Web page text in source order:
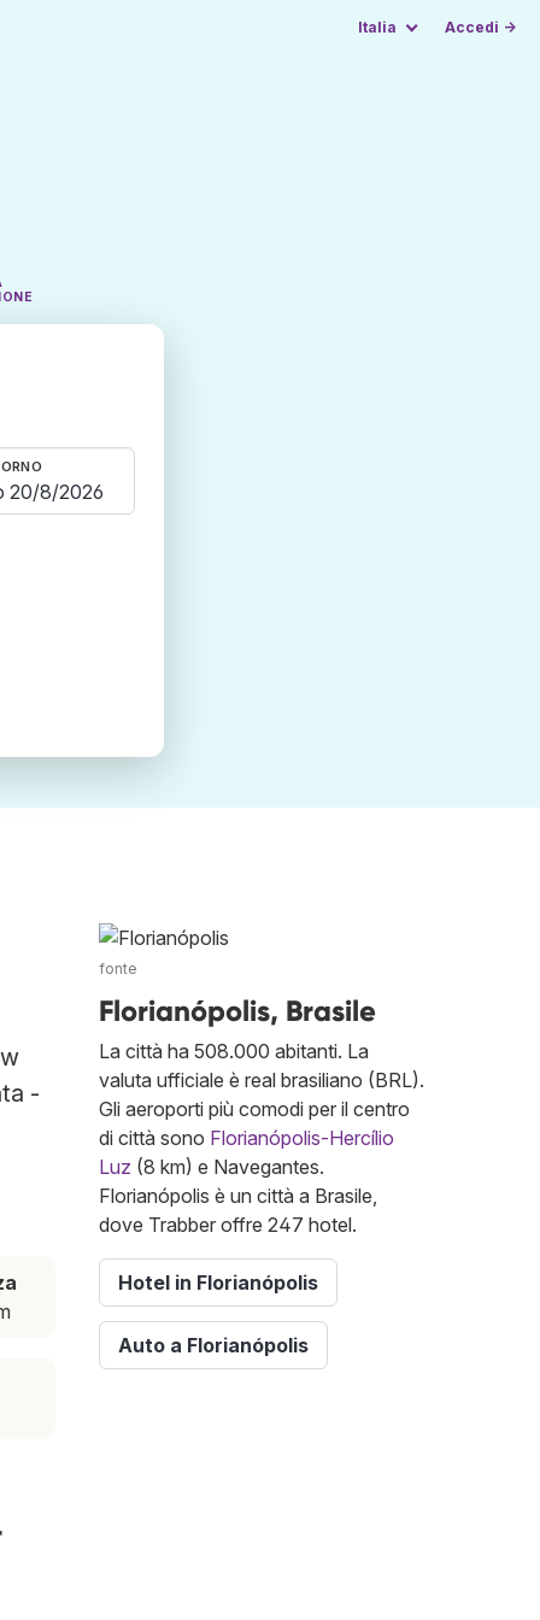
Italia Accedi →
-
fonte
Florianópolis, Brasile
La città ha 508.000 abitanti. La
valuta ufficiale è real brasiliano (BRL).
Gli aeroporti più comodi per il centro
di città sono Florianópolis-Hercílio
Luz (8 km) e Navegantes.
Florianópolis è un città a Brasile,
dove Trabber offre 247 hotel.
Hotel in Florianópolis
Auto a Florianópolis